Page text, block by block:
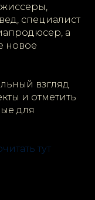
специалист
а
новое
взгляд
и отметить
для
тут